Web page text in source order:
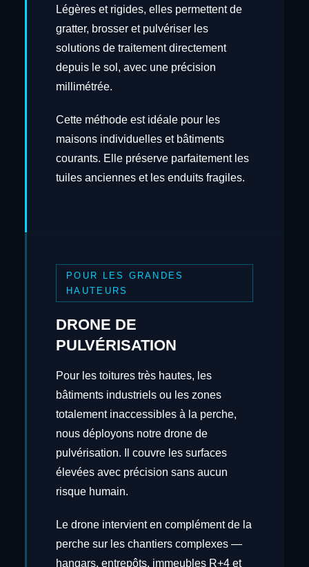
Légères et rigides, elles permettent de
gratter, brosser et pulvériser les
solutions de traitement directement
depuis le sol, avec une précision
millimétrée.
Cette méthode est idéale pour les
maisons individuelles et bâtiments
courants. Elle préserve parfaitement les
tuiles anciennes et les enduits fragiles.
POUR LES GRANDES
HAUTEURS
DRONE DE
PULVÉRISATION
Pour les toitures très hautes, les
bâtiments industriels ou les zones
totalement inaccessibles à la perche,
nous déployons notre drone de
pulvérisation. Il couvre les surfaces
élevées avec précision sans aucun
risque humain.
Le drone intervient en complément de la
perche sur les chantiers complexes —
hangars, entrepôts, immeubles R+4 et